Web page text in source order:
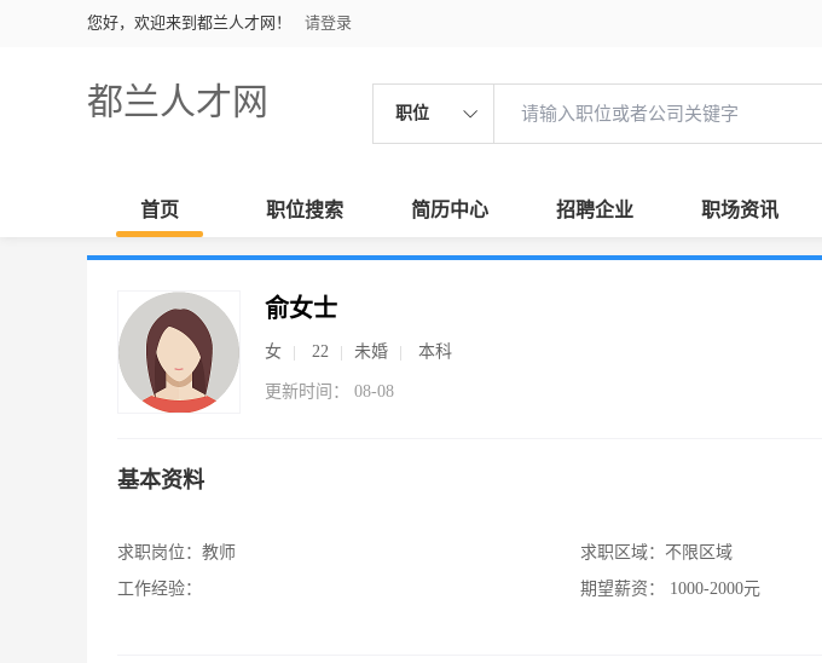
您好，欢迎来到都兰人才网！ 请登录
都兰人才网 职位
首页 职位搜索 简历中心 招聘企业 职场资讯
俞女士
女 22 未婚 本科
更新时间： 08-08
基本资料
求职岗位： 教师
工作经验：
求职区域： 不限区域
期望薪资：
1000-2000元